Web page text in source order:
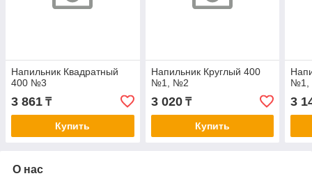
Напильник Квадратный
400 №3
3 861 ₸
Купить
Напильник Круглый 400
№1, №2
3 020₸
Купить
№1,
3
О нас